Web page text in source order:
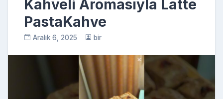
Kahveli Aromasıyla Latte
PastaKahve
Aralık 6, 2025 bir